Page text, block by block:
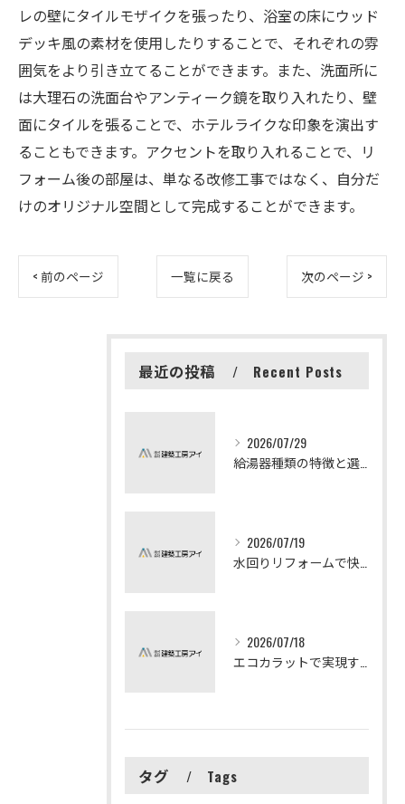
レの壁にタイルモザイクを張ったり、浴室の床にウッド
デッキ風の素材を使用したりすることで、それぞれの雰
囲気をより引き立てることができます。また、洗面所に
は大理石の洗面台やアンティーク鏡を取り入れたり、壁
面にタイルを張ることで、ホテルライクな印象を演出す
ることもできます。アクセントを取り入れることで、リ
フォーム後の部屋は、単なる改修工事ではなく、自分だ
けのオリジナル空間として完成することができます。
< 前のページ 一覧に戻る 次のページ >
最近の投稿 Recent Posts
2026/07/29
2026/07/19
2026/07/18
タグ Tags